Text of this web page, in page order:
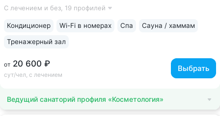
целлюлита и вен «Эндосфера», коррекция фигуры Tesla
С лечением и без, 19 профилей
от 20 600 ₽
сут/чел, с лечением
Выбрать
Кондиционер Wi-Fi в номерах Спа Сауна / хаммам
Тренажерный зал
Ведущий санаторий профиля «Косметология»